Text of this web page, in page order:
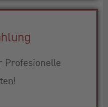
Profesionelle